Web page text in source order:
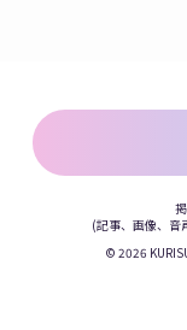
(記事、画像、音
© 2026